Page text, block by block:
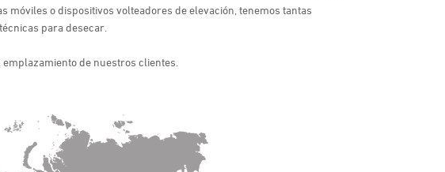
o dispositivos volteadores de elevación, tenemos tantas
para desecar.
de nuestros clientes.